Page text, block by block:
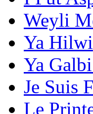
Weyli
Ya Hilwi
Ya
Je Suis
Le